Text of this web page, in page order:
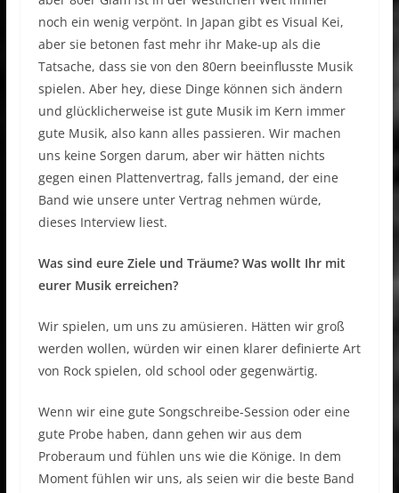
noch ein wenig verpönt. In Japan gibt es Visual Kei,
aber sie betonen fast mehr ihr Make-up als die
Tatsache, dass sie von den 80ern beeinflusste Musik
spielen. Aber hey, diese Dinge können sich ändern
und glücklicherweise ist gute Musik im Kern immer
gute Musik, also kann alles passieren. Wir machen
uns keine Sorgen darum, aber wir hätten nichts
gegen einen Plattenvertrag, falls jemand, der eine
Band wie unsere unter Vertrag nehmen würde,
dieses Interview liest.
Was sind eure Ziele und Träume? Was wollt Ihr mit
eurer Musik erreichen?
Wir spielen, um uns zu amüsieren. Hätten wir groß
werden wollen, würden wir einen klarer definierte Art
von Rock spielen, old school oder gegenwärtig.
Wenn wir eine gute Songschreibe-Session oder eine
gute Probe haben, dann gehen wir aus dem
Proberaum und fühlen uns wie die Könige. In dem
Moment fühlen wir uns, als seien wir die beste Band